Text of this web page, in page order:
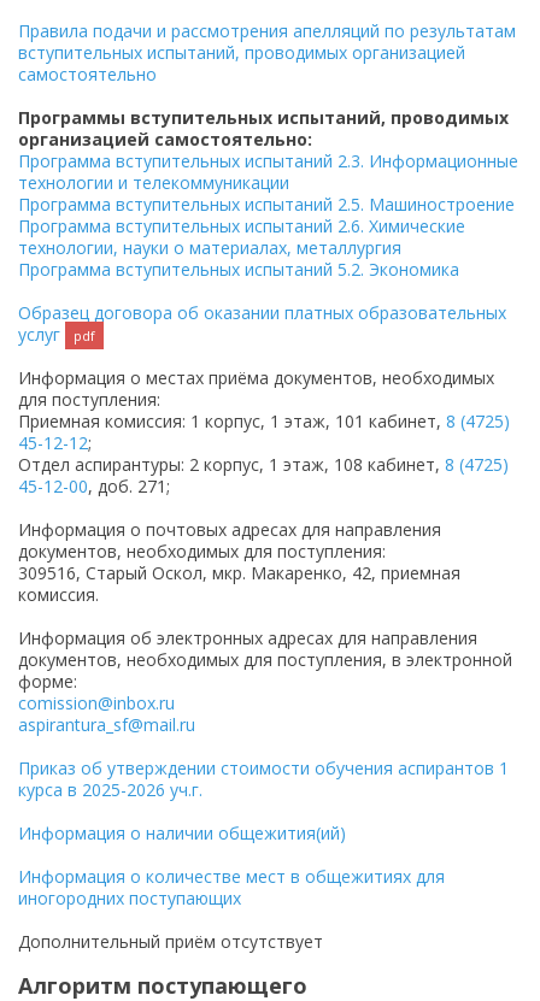
Правила подачи и рассмотрения апелляций по результатам
вступительных испытаний, проводимых организацией
самостоятельно
Программы вступительных испытаний, проводимых
организацией самостоятельно:
Программа вступительных испытаний 2.3. Информационные
технологии и телекоммуникации
Программа вступительных испытаний 2.5. Машиностроение
Программа вступительных испытаний 2.6. Химические
технологии, науки о материалах, металлургия
Программа вступительных испытаний 5.2. Экономика
Образец договора об оказании платных образовательных
услуг
pdf
Информация о местах приёма документов, необходимых
для поступления:
Приемная комиссия: 1 корпус, 1 этаж, 101 кабинет, 8 (4725)
45-12-12;
Отдел аспирантуры: 2 корпус, 1 этаж, 108 кабинет, 8 (4725)
45-12-00, доб. 271;
Информация о почтовых адресах для направления
документов, необходимых для поступления:
309516, Старый Оскол, мкр. Макаренко, 42, приемная
комиссия.
Информация об электронных адресах для направления
документов, необходимых для поступления, в электронной
форме:
comission@inbox.ru
aspirantura_sf@mail.ru
Приказ об утверждении стоимости обучения аспирантов 1
курса в 2025-2026 уч.г.
Информация о наличии общежития(ий)
Информация о количестве мест в общежитиях для
иногородних поступающих
Дополнительный приём отсутствует
Алгоритм поступающего